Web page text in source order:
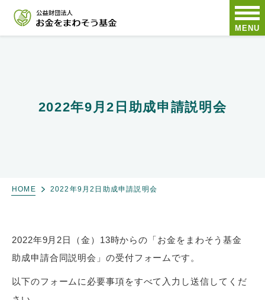
MENU
2022年9月2日助成申請説明会
HOME 2022年9月2日助成申請説明会
2022年9月2日（金）13時からの「お金をまわそう基金
助成申請合同説明会」の受付フォームです。
以下のフォームに必要事項をすべて入力し送信してくだ